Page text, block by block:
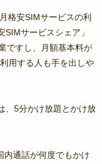
格安SIMサービスの利
サービスシェア」
ですし、月額基本料が
用する人も手を出しや
、5分かけ放題とかけ放
内通話が何度でもかけ